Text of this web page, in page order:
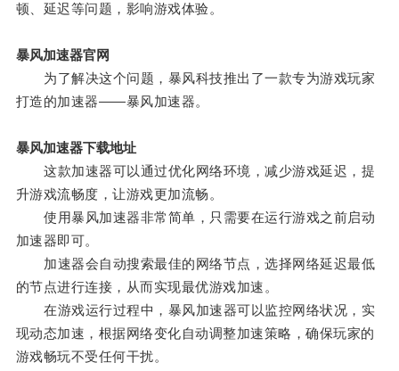
顿、延迟等问题，影响游戏体验。
暴风加速器官网
为了解决这个问题，暴风科技推出了一款专为游戏玩家
打造的加速器——暴风加速器。
暴风加速器下载地址
这款加速器可以通过优化网络环境，减少游戏延迟，提
升游戏流畅度，让游戏更加流畅。
使用暴风加速器非常简单，只需要在运行游戏之前启动
加速器即可。
加速器会自动搜索最佳的网络节点，选择网络延迟最低
的节点进行连接，从而实现最优游戏加速。
在游戏运行过程中，暴风加速器可以监控网络状况，实
现动态加速，根据网络变化自动调整加速策略，确保玩家的
游戏畅玩不受任何干扰。